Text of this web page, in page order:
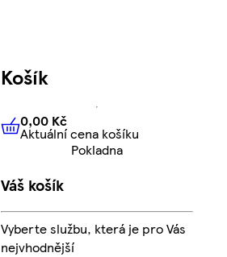
Košík
0,00 KčAktuální cena košíku
0,00 Kč
Aktuální cena košíku
Pokladna
Váš košík
Vyberte službu, která je pro Vás
nejvhodnější